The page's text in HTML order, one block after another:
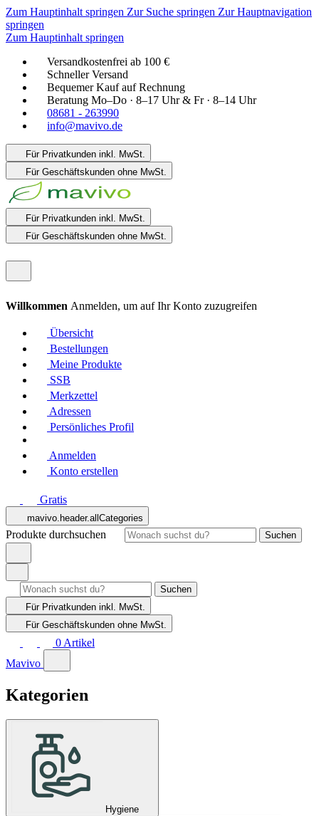
Zum Hauptinhalt springen Zur Suche springen Zur Hauptnavigation
springen
Zum Hauptinhalt springen
Versandkostenfrei ab 100 €
Schneller Versand
Bequemer Kauf auf Rechnung
Beratung Mo–Do · 8–17 Uhr & Fr · 8–14 Uhr
08681 - 263990
info@mavivo.de
Für Privatkunden inkl. MwSt.
Für Geschäftskunden ohne MwSt.
Für Privatkunden inkl. MwSt.
Für Geschäftskunden ohne MwSt.
Willkommen Anmelden, um auf Ihr Konto zuzugreifen
Übersicht
Bestellungen
Meine Produkte
SSB
Merkzettel
Adressen
Persönliches Profil
Anmelden
Konto erstellen
Gratis
mavivo.header.allCategories
Produkte durchsuchen Suchen
Suchen
Für Privatkunden inkl. MwSt.
Für Geschäftskunden ohne MwSt.
0 Artikel
Mavivo
Kategorien
Hygiene